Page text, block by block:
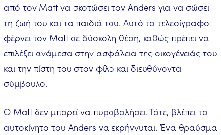
από τον Matt να σκοτώσει τον Anders για να σώσει
τη ζωή του και τα παιδιά του. Αυτό το τελεσίγραφο
φέρνει τον Matt σε δύσκολη θέση, καθώς πρέπει να
επιλέξει ανάμεσα στην ασφάλεια της οικογένειάς του
και την πίστη του στον φίλο και διευθύνοντα
σύμβουλο.
Ο Matt δεν μπορεί να πυροβολήσει. Τότε, βλέπει το
αυτοκίνητο του Anders να εκρήγνυται. Ένα θραύσμα